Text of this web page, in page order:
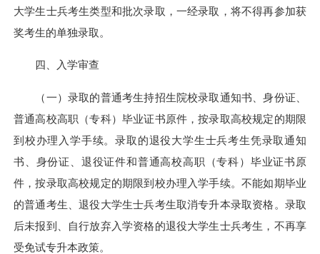
大学生士兵考生类型和批次录取，一经录取，将不得再参加获
奖考生的单独录取。
四、入学审查
（一）录取的普通考生持招生院校录取通知书、身份证、
普通高校高职（专科）毕业证书原件，按录取高校规定的期限
到校办理入学手续。录取的退役大学生士兵考生凭录取通知
书、身份证、退役证件和普通高校高职（专科）毕业证书原
件，按录取高校规定的期限到校办理入学手续。不能如期毕业
的普通考生、退役大学生士兵考生取消专升本录取资格。录取
后未报到、自行放弃入学资格的退役大学生士兵考生，不再享
受免试专升本政策。